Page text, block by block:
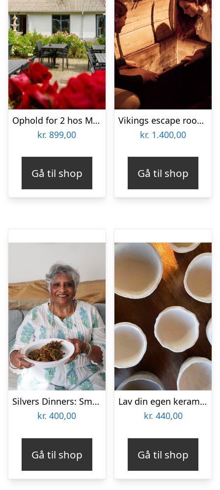
Ophold for 2 hos Menstrup Kro
kr. 899,00
Gå til shop
Vikings escape room hos Escape Copenhagen
kr. 1.400,00
Gå til shop
Silvers Dinners: Smagen af Indien med Sarah
kr. 400,00
Gå til shop
Lav din egen keramikkop hos MetteMaje Keramik
kr. 440,00
Gå til shop